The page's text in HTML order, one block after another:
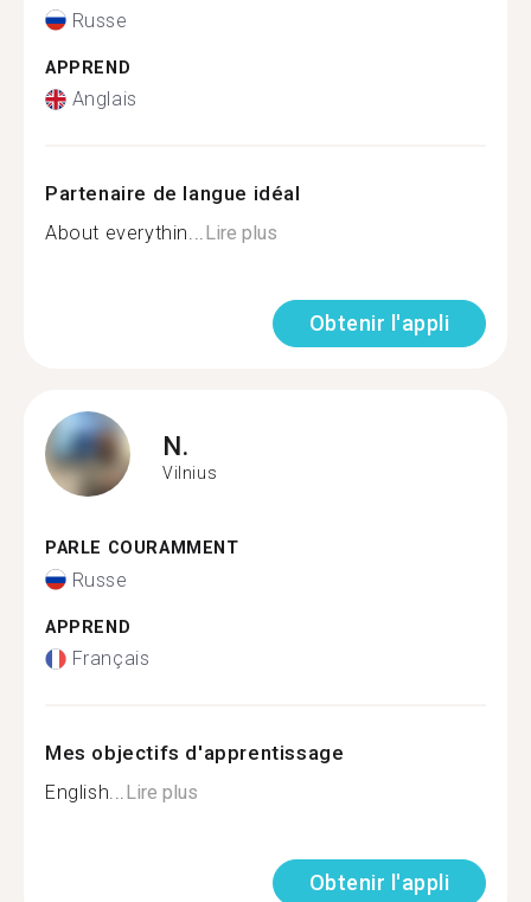
Russe
APPREND
Anglais
Partenaire de langue idéal
About everythin...Lire plus
Obtenir l'appli
N.
Vilnius
PARLE COURAMMENT
Russe
APPREND
Français
Mes objectifs d'apprentissage
English...Lire plus
Obtenir l'appli